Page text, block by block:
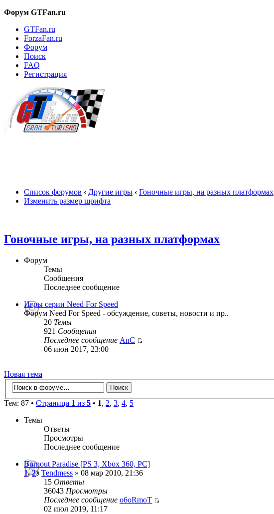
Форум GTFan.ru
GTFan.ru
ForzaFan.ru
Форум
Поиск
FAQ
Регистрация
Список форумов ‹ Другие игры ‹ Гоночные игры, на разных платформах
Изменить размер шрифта
Гоночные игры, на разных платформах
Форум
Темы
Сообщения
Последнее сообщение
Игры серии Need For Speed
Форум Need For Speed - обсуждение, советы, новости и пр..
20 Темы
921 Сообщения
Последнее сообщение AnC
06 июн 2017, 23:00
Новая тема
Тем: 87 • Страница 1 из 5 • 1, 2, 3, 4, 5
Темы
Ответы
Просмотры
Последнее сообщение
Burnout Paradise [PS 3, Xbox 360, PC]
1,2 Tendmess » 08 мар 2010, 21:36
15 Ответы
36043 Просмотры
Последнее сообщение o6oRmoT
02 июл 2019, 11:17